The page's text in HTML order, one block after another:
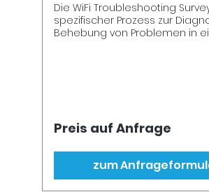
Die WiFi Troubleshooting
spezifischer Prozess zur
Behebung von Problemen in
und entsprechende Lösungen
implementieren. Ziel ist es, die
stabile und zuverlässige
sicherzustellen. Hauptaspekte
Troubleshooting Survey
Preis auf Anfrage
zum